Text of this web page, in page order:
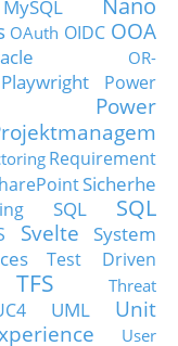
MySQL
OAuth OIDC OOA
OR-
Playwright
Power
Power
Requirement
Sicherhe
SQL
SQL
Svelte
System
Test Driven
TFS
Threat
UML
Unit
User